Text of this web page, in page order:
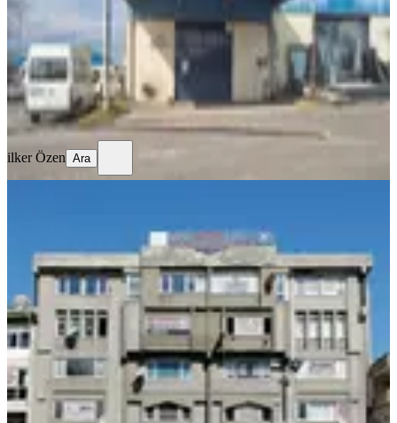
250 m²·Asma Kat 31.07.2026
11.500.000 ₺
ilker Özen
Ara
ilker Özen Ara
Satılık Arakat Ofis
Tekirdağ, Çorlu
1 Oda
62 m²·2. Kat·29.07.2026
1.650.000 ₺
dinc emlak gayrimenkulAhmet Kıyak